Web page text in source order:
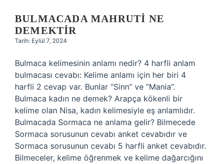
BULMACADA MAHRUTI NE
DEMEKTIR
Tarih: Eylül 7, 2024
Bulmaca kelimesinin anlamı nedir? 4 harfli anlam
bulmacası cevabı: Kelime anlamı için her biri 4
harfli 2 cevap var. Bunlar “Sinn” ve “Mania”.
Bulmaca kadın ne demek? Arapça kökenli bir
kelime olan Nisa, kadın kelimesiyle eş anlamlıdır.
Bulmacada Sormaca ne anlama gelir? Bilmecede
Sormaca sorusunun cevabı anket cevabıdır ve
Sormaca sorusunun cevabı 5 harfli anket cevabıdır.
Bilmeceler, kelime öğrenmek ve kelime dağarcığını